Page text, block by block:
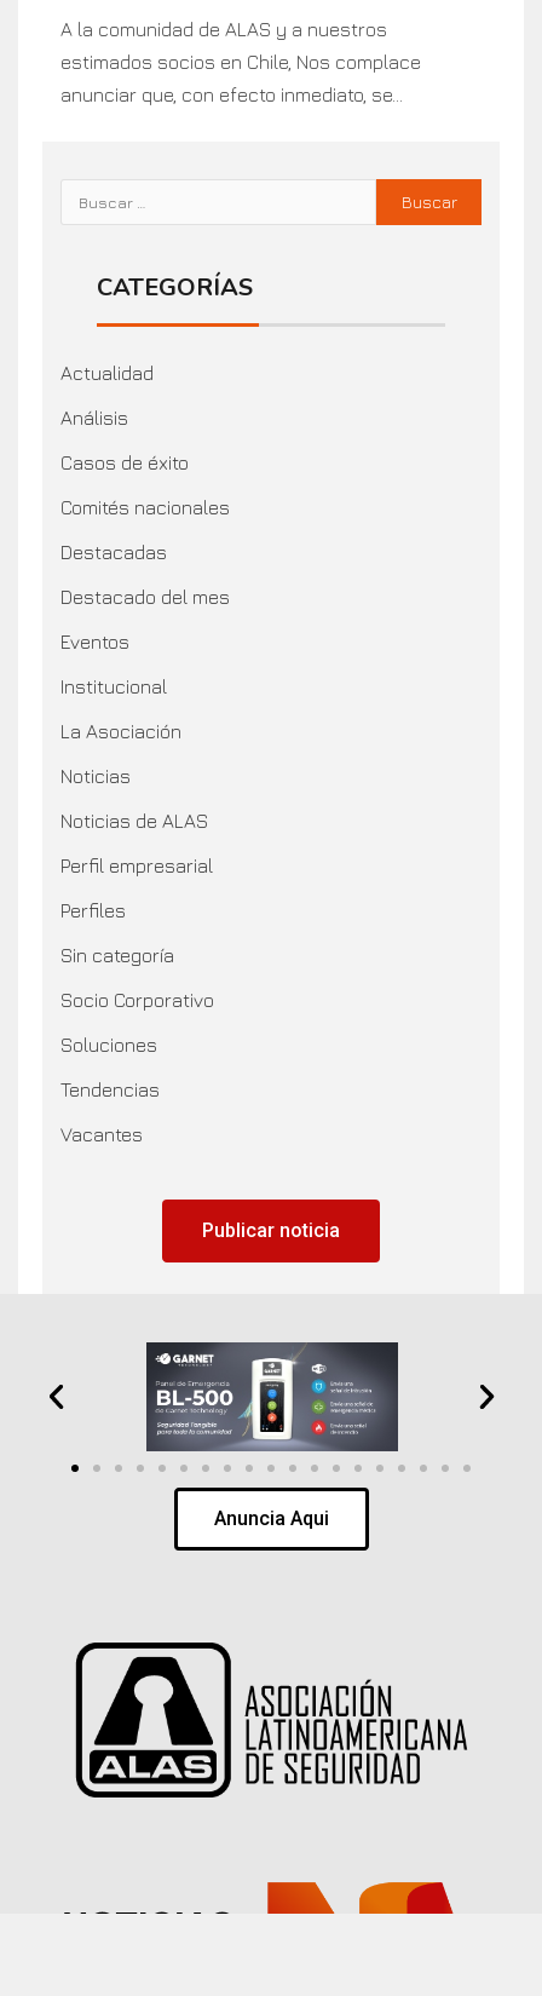
A la comunidad de ALAS y a nuestros
estimados socios en Chile, Nos complace
anunciar que, con efecto inmediato, se...
CATEGORÍAS
Actualidad
Análisis
Casos de éxito
Comités nacionales
Destacadas
Destacado del mes
Eventos
Institucional
La Asociación
Noticias
Noticias de ALAS
Perfil empresarial
Perfiles
Sin categoría
Socio Corporativo
Soluciones
Tendencias
Vacantes
Publicar noticia
Anuncia Aqui